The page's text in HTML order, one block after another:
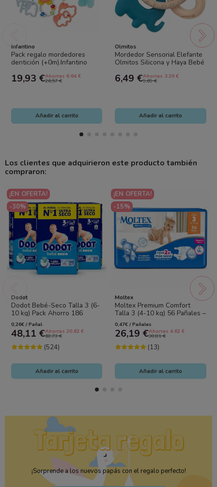
Infantino
Pack regalo mordedores
dentición (+0m).Infantino
19,93 €Ahorras 6.64 €
26,57 €
Añadir al carrito
Olmitos
Mordedor Sensorial Elefante
Olmitos Silicona y Haya Bebé
6,49 €Ahorras 3.20 €
9,69 €
Añadir al carrito
Los clientes que adquirieron este producto también
compraron:
¡EN OFERTA!
-30%
Dodot
Dodot Bebé-Seco Talla 3 (6-
10 kg) Pack Ahorro 186
Pañales (3x62) – Sequedad
Duradera y...
0,26€ / Pañal
48,11 €Ahorras 20.62 €
68,73 €
(524)
Añadir al carrito
¡EN OFERTA!
-15%
Moltex
Moltex Premium Comfort
Talla 3 (4-10 kg) 56 Pañales –
Máximo Confort Natural y...
0,47€ / Pañales
26,19 €Ahorras 4.62 €
30,81 €
(13)
Añadir al carrito
¡Sorprende a los nuevos papás con el regalo perfecto!